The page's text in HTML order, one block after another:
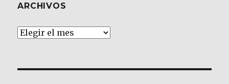
ARCHIVOS
Archivos